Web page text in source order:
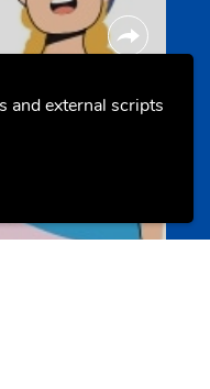
and external scripts